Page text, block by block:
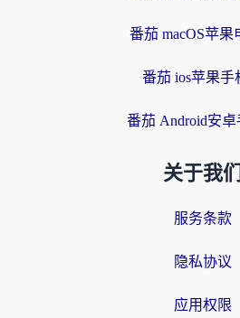
番茄 macOS苹果
番茄 ios苹果手
番茄 Android安卓
关于我们
服务条款
隐私协议
应用权限